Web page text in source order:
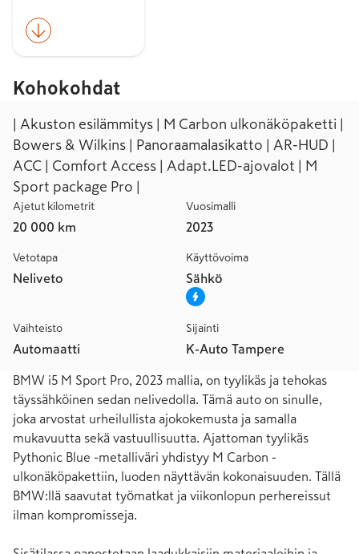
Kohokohdat
| Akuston esilämmitys | M Carbon ulkonäköpaketti |
Bowers & Wilkins | Panoraamalasikatto | AR-HUD |
ACC | Comfort Access | Adapt.LED-ajovalot | M
Sport package Pro |
Ajetut kilometrit
20 000 km
Vuosimalli
2023
Vetotapa
Neliveto
Käyttövoima
Sähkö
Vaihteisto
Automaatti
Sijainti
K-Auto Tampere
BMW i5 M Sport Pro, 2023 mallia, on tyylikäs ja tehokas
täyssähköinen sedan nelivedolla. Tämä auto on sinulle,
joka arvostat urheilullista ajokokemusta ja samalla
mukavuutta sekä vastuullisuutta. Ajattoman tyylikäs
Pythonic Blue -metalliväri yhdistyy M Carbon -
ulkonäköpakettiin, luoden näyttävän kokonaisuuden. Tällä
BMW:llä saavutat työmatkat ja viikonlopun perhereissut
ilman kompromisseja.